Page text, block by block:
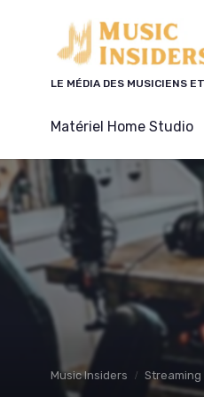
LE MÉDIA DES MUSICIENS
Matériel Home Studio
Music Insiders